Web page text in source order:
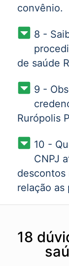
convênio.
8 -
de saúde
9 -
Rurópolis
10 -
CNPJ
descontos
relação as
18